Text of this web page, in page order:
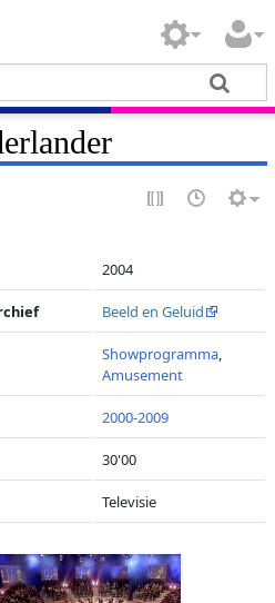
2004
Beeld en Geluid
Showprogramma,
Amusement
2000-2009
30'00
Televisie